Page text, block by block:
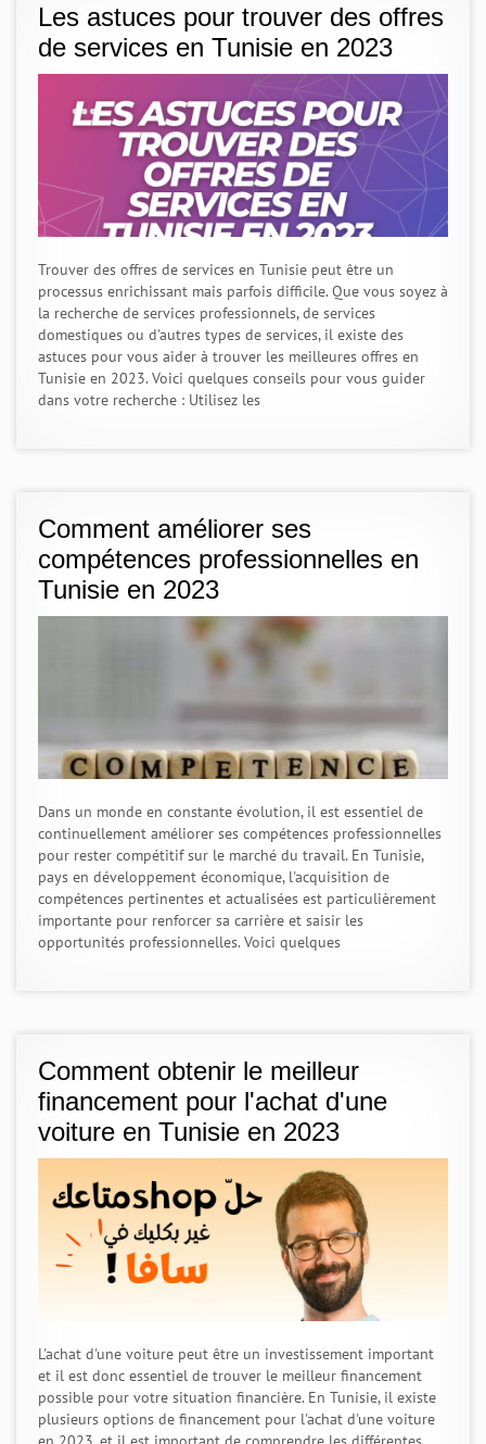
Les astuces pour trouver des offres
de services en Tunisie en 2023
Trouver des offres de services en Tunisie peut être un
processus enrichissant mais parfois difficile. Que vous soyez à
la recherche de services professionnels, de services
domestiques ou d'autres types de services, il existe des
astuces pour vous aider à trouver les meilleures offres en
Tunisie en 2023. Voici quelques conseils pour vous guider
dans votre recherche : Utilisez les
Comment améliorer ses
compétences professionnelles en
Tunisie en 2023
Dans un monde en constante évolution, il est essentiel de
continuellement améliorer ses compétences professionnelles
pour rester compétitif sur le marché du travail. En Tunisie,
pays en développement économique, l'acquisition de
compétences pertinentes et actualisées est particulièrement
importante pour renforcer sa carrière et saisir les
opportunités professionnelles. Voici quelques
Comment obtenir le meilleur
financement pour l'achat d'une
voiture en Tunisie en 2023
L'achat d'une voiture peut être un investissement important
et il est donc essentiel de trouver le meilleur financement
possible pour votre situation financière. En Tunisie, il existe
plusieurs options de financement pour l'achat d'une voiture